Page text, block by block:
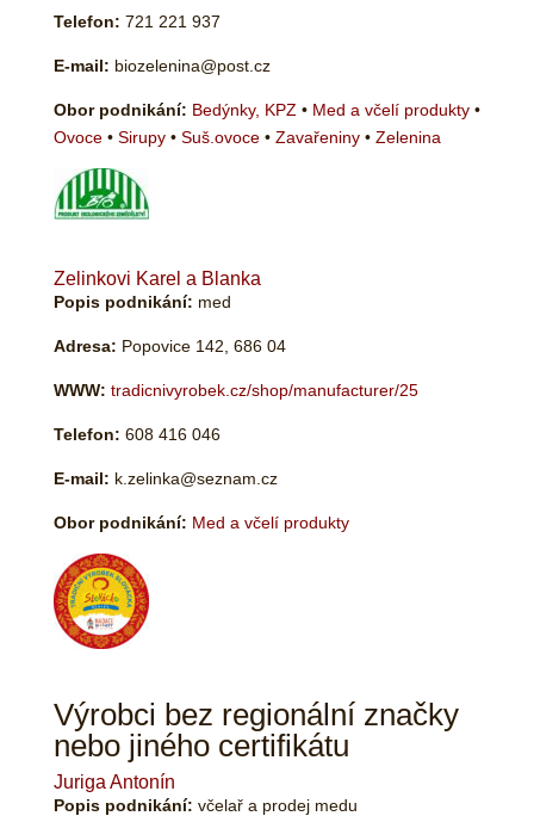
Telefon: 721 221 937
E-mail: biozelenina@post.cz
Obor podnikání: Bedýnky, KPZ • Med a včelí produkty•
Ovoce• Sirupy• Suš.ovoce• Zavařeniny• Zelenina
Zelinkovi Karel a Blanka
Popis podnikání: med
Adresa: Popovice 142, 686 04
WWW: tradicnivyrobek.cz/shop/manufacturer/25
Telefon: 608 416 046
E-mail: k.zelinka@seznam.cz
Obor podnikání: Med a včelí produkty
Výrobci bez regionální značky
nebo jiného certifikátu
Juriga Antonín
Popis podnikání: včelař a prodej medu